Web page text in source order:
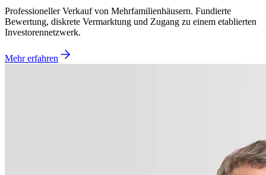
Professioneller Verkauf von Mehrfamilienhäusern. Fundierte
Bewertung, diskrete Vermarktung und Zugang zu einem etablierten
Investorennetzwerk.
Mehr erfahren